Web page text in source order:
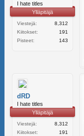
I hate titles
Ylläpitäjä
Viestejä:
8,312
Kiitokset:
191
Pisteet:
143
dRD
I hate titles
Ylläpitäjä
Viestejä:
8,312
Kiitokset:
191